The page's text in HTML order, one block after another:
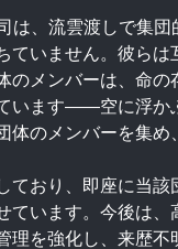
は、流雲渡しで集
ていません。彼ら
のメンバーは、命
います――空に浮か
体のメンバーを集め
ており、即座に当
ています。今後は
理を強化し、来歴不